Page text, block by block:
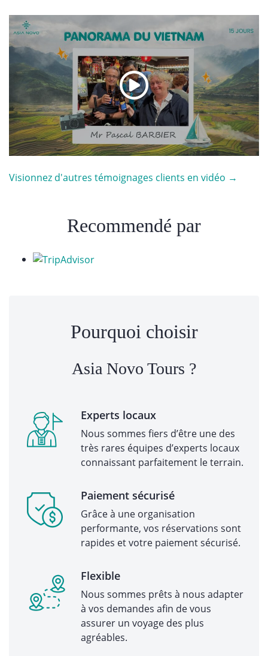
Visionnez d'autres témoignages clients en vidéo →
Recommendé par
Pourquoi choisir
Asia Novo Tours ?
Experts locaux
Nous sommes fiers d’être une des
très rares équipes d’experts locaux
connaissant parfaitement le terrain.
Paiement sécurisé
Grâce à une organisation
performante, vos réservations sont
rapides et votre paiement sécurisé.
Flexible
Nous sommes prêts à nous adapter
à vos demandes afin de vous
assurer un voyage des plus
agréables.